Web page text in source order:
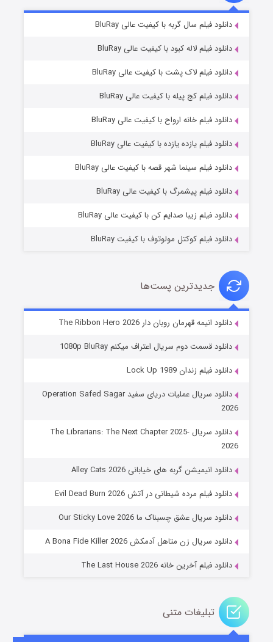
قسمت۶ (زیرنویس) منتشر شد
شوهر
عملیات آپارتمان
قسمت۲ (زیرنویس) منتشر شد
مردگان متحرک: شهر مرده ۳
دانلود فیلم سال گربه با کیفیت عالی BluRay
دانلود فیلم لاله کبود با کیفیت عالی BluRay
دانلود فیلم لاک پشت با کیفیت عالی BluRay
دانلود فیلم کج‌ پیله با کیفیت عالی BluRay
دانلود فیلم خانه ارواح با کیفیت عالی BluRay
دانلود فیلم یازده یازده با کیفیت عالی BluRay
دانلود فیلم سینما شهر قصه با کیفیت عالی BluRay
دانلود فیلم پیشمرگ با کیفیت عالی BluRay
دانلود فیلم زیبا صدایم کن با کیفیت عالی BluRay
دانلود فیلم کوکتل مولوتوف با کیفیت BluRay
جدیدترین پست‌ها
دانلود انیمه قهرمان روبان دار The Ribbon Hero 2026
دانلود قسمت دوم سریال اعتراف میکنم 1080p BluRay
دانلود فیلم زندان Lock Up 1989
دانلود سریال عملیات دریای سفید Operation Safed Sagar
2026
دانلود سریال The Librarians: The Next Chapter 2025-
2026
دانلود انیمیشن گربه های خیابانی Alley Cats 2026
دانلود فیلم مرده شیطانی در آتش Evil Dead Burn 2026
دانلود سریال عشق چسبناک ما Our Sticky Love 2026
دانلود سریال زن متاهل آدمکش A Bona Fide Killer 2026
دانلود فیلم آخرین خانه The Last House 2026
تبلیغات متنی